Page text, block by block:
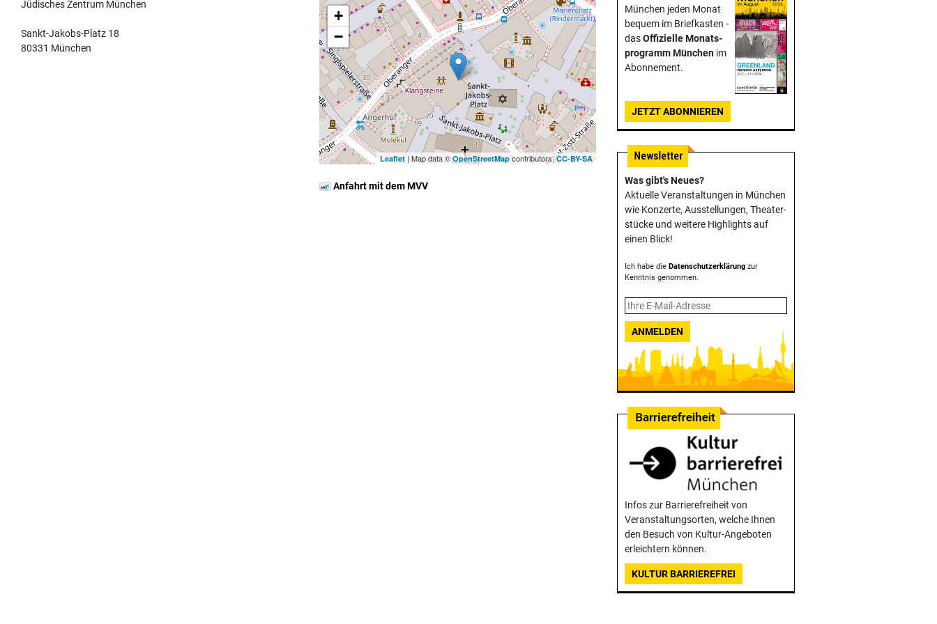
Jüdisches Zentrum München
Sankt-Jakobs-Platz 18
80331 München
+
−
Leaflet | Map data © OpenStreetMapcontributors,CC-BY-SA
Anfahrt mit dem MVV
München jeden Monat
bequem im Briefkasten -
dasOffizielle Monats­
programm München im
Abonnement.
JETZT ABONNIEREN
Was gibt's Neues?
Aktuelle Veranstaltungen in München
wie Konzerte, Ausstellungen, Theater­
stücke und weitere Highlights auf
einen Blick!
Ich habe die Datenschutzerklärung zur
Kenntnis genommen.
ANMELDEN
Infos zur Barrierefreiheit von
Veranstaltungsorten, welche Ihnen
den Besuch von Kultur-Angeboten
erleichtern können.
KULTUR BARRIEREFREI